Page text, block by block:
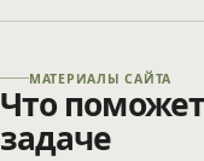
МАТЕРИАЛЫ САЙТА
Что
задаче